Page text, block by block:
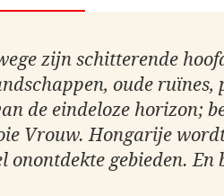
zijn schitterende
oude
de eindeloze horizon;
Vrouw. Hongarije
onontdekte gebieden.